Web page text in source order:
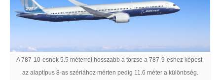
A 787-10-esnek 5.5 méterrel hosszabb a törzse a 787-9-eshez képest,
az alaptípus 8-as szériához mérten pedig 11.6 méter a különbség.